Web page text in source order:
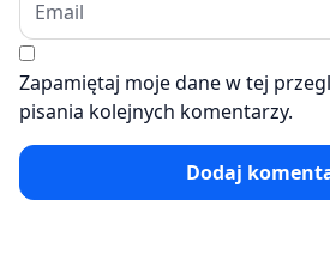
Zapamiętaj moje dane w tej
pisania kolejnych komentarzy.
Dodaj